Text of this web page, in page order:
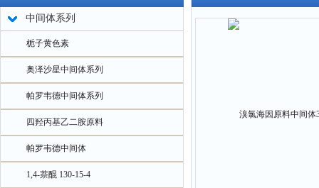
中间体系列
栀子黄色素
奥泽沙星中间体系列
帕罗韦德中间体系列
四羟丙基乙二胺原料
帕罗韦德中间体
1,4-萘醌 130-15-4